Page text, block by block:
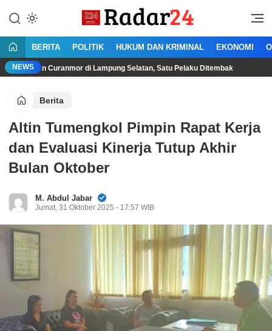
konten
Radar24.co.id
Jujur Lantang Bersuara
BERITA POLITIK HUKUM DAN KRIMINAL EKONOMI
NEWS di Lampung Selatan, Satu Pelaku Ditembak
Berita
Altin Tumengkol Pimpin Rapat Kerja
dan Evaluasi Kinerja Tutup Akhir
Bulan Oktober
M. Abdul Jabar
Jumat, 31 Oktober 2025 - 17:57 WIB